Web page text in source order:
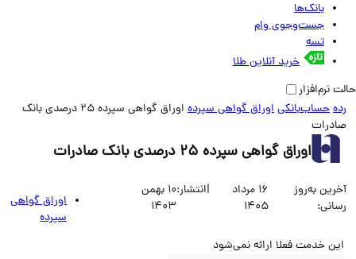
بانک‌ها
جست‌وجوی وام
تسه
خرید آنلاین طلا
حساب‌بانکیاوراق گواهی سپرده
اوراق گواهی سپرده 25 درصدی بانک
اوراق گواهی سپرده 25 درصدی بانک صادرات
به‌روز
16 مرداد
1405
انتشار: 10 بهمن
1403
اوراق گواهی
سپرده
خدمت فعلا ارائه نمی‌شود